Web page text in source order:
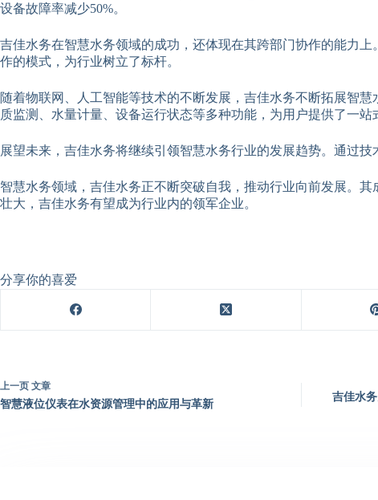
设备故障率减少50%。
吉佳水务在智慧水务领域的成功，还体现在其跨部门协作的能力
作的模式，为行业树立了标杆。
随着物联网、人工智能等技术的不断发展，吉佳水务不断拓展智
质监测、水量计量、设备运行状态等多种功能，为用户提供了一站
展望未来，吉佳水务将继续引领智慧水务行业的发展趋势。通过
智慧水务领域，吉佳水务正不断突破自我，推动行业向前发展。
壮大，吉佳水务有望成为行业内的领军企业。
分享你的喜爱
上一页 文章
智慧液位仪表在水资源管理中的应用与革新
吉佳水